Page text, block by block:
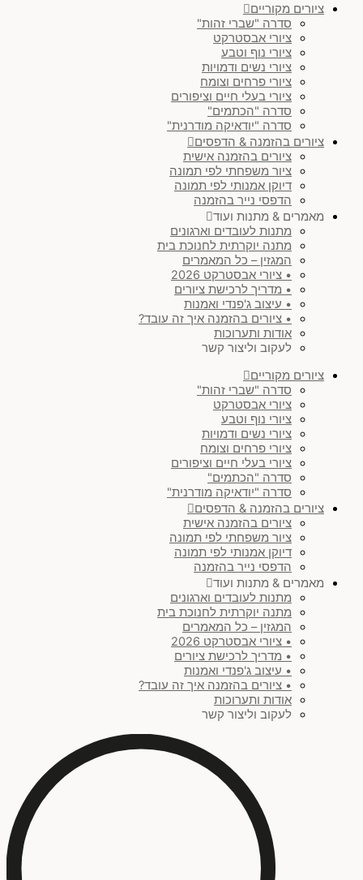
ציורים מקוריים
סדרה "שברי זהות"
ציורי אבסטרקט
ציורי נוף וטבע
ציורי נשים ודמויות
ציורי פרחים וצומח
ציורי בעלי חיים וציפורים
סדרה "הכתמים"
סדרה "יודאיקה מודרנית"
ציורים בהזמנה & הדפסים
ציורים בהזמנה אישית
ציור משפחתי לפי תמונה
דיוקן אמנותי לפי תמונה
הדפסי נייר בהזמנה
מאמרים & מתנות ועוד
מתנות לעובדים וארגונים
מתנה יוקרתית לחנוכת בית
המגזין – כל המאמרים
• ציורי אבסטרקט 2026
• מדריך לרכישת ציורים
• עיצוב ג'פנדי ואמנות
• ציורים בהזמנה איך זה עובד?
אודות ותערוכות
לעקוב וליצור קשר
ציורים מקוריים
סדרה "שברי זהות"
ציורי אבסטרקט
ציורי נוף וטבע
ציורי נשים ודמויות
ציורי פרחים וצומח
ציורי בעלי חיים וציפורים
סדרה "הכתמים"
סדרה "יודאיקה מודרנית"
ציורים בהזמנה & הדפסים
ציורים בהזמנה אישית
ציור משפחתי לפי תמונה
דיוקן אמנותי לפי תמונה
הדפסי נייר בהזמנה
מאמרים & מתנות ועוד
מתנות לעובדים וארגונים
מתנה יוקרתית לחנוכת בית
המגזין – כל המאמרים
• ציורי אבסטרקט 2026
• מדריך לרכישת ציורים
• עיצוב ג'פנדי ואמנות
• ציורים בהזמנה איך זה עובד?
אודות ותערוכות
לעקוב וליצור קשר